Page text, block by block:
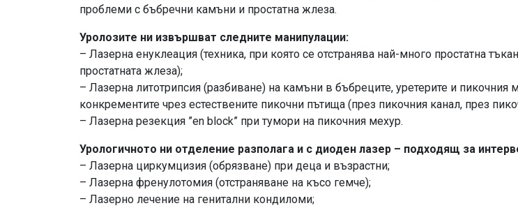
проблеми с бъбречни камъни и простатна жлеза.
Уролозите ни извършват следните манипулации:
– Лазерна енуклеация (техника, при която се отстранява най-много простатна
простатната жлеза);
– Лазерна литотрипсия (разбиване) на камъни в бъбреците, уретерите и
конкрементите чрез естествените пикочни пътища (през пикочния канал, през
– Лазерна резекция ”en block” при тумори на пикочния мехур.
Урологичното ни отделение разполага и с диоден лазер – подходящ за
– Лазерна циркумцизия (обрязване) при деца и възрастни;
– Лазерна френулотомия (отстраняване на късо гемче);
– Лазерно лечение на генитални кондиломи;